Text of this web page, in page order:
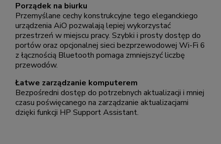
Porządek na biurku
Przemyślane cechy konstrukcyjne tego eleganckiego
urządzenia AiO pozwalają lepiej wykorzystać
przestrzeń w miejscu pracy. Szybki i prosty dostęp do
portów oraz opcjonalnej sieci bezprzewodowej Wi-Fi 6
z łącznością Bluetooth pomaga zmniejszyć liczbę
przewodów.
Łatwe zarządzanie komputerem
Bezpośredni dostęp do potrzebnych aktualizacji i mniej
czasu poświęcanego na zarządzanie aktualizacjami
dzięki funkcji HP Support Assistant.